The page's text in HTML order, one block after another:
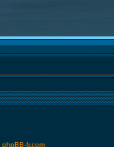
phpBB-fr.com